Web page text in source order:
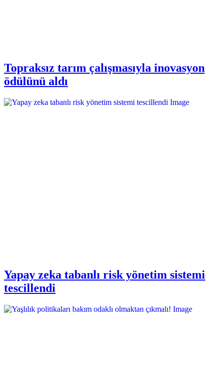
Topraksız tarım çalışmasıyla inovasyon
ödülünü aldı
Yapay zeka tabanlı risk yönetim sistemi
tescillendi